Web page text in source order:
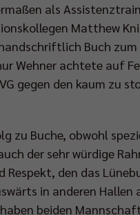
als
Matthew
Buch
Wehner achtete auf
gegen den kaum zu
zu Buche, obwohl
der sehr würdige
den das
in anderen Hallen
beiden